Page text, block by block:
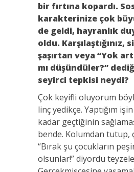
bir fırtına kopardı.
karakterinize çok
de geldi, hayranlık
oldu. Karşılaştığınız,
şaşırtan veya “Yok
mı düşündüler?”
seyirci tepkisi neydi?
Çok keyifli oluyorum
linç yedikçe. Yaptığım
kadar geçtiğinin
bende. Kolumdan tutup,
“Bırak şu çocukların
olsunlar!” diyordu